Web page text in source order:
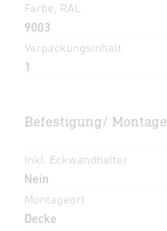
Farbe, RAL
9003
Verpackungsinhalt
1
Befestigung/ Montage
Inkl. Eckwandhalter
Nein
Montageort
Decke